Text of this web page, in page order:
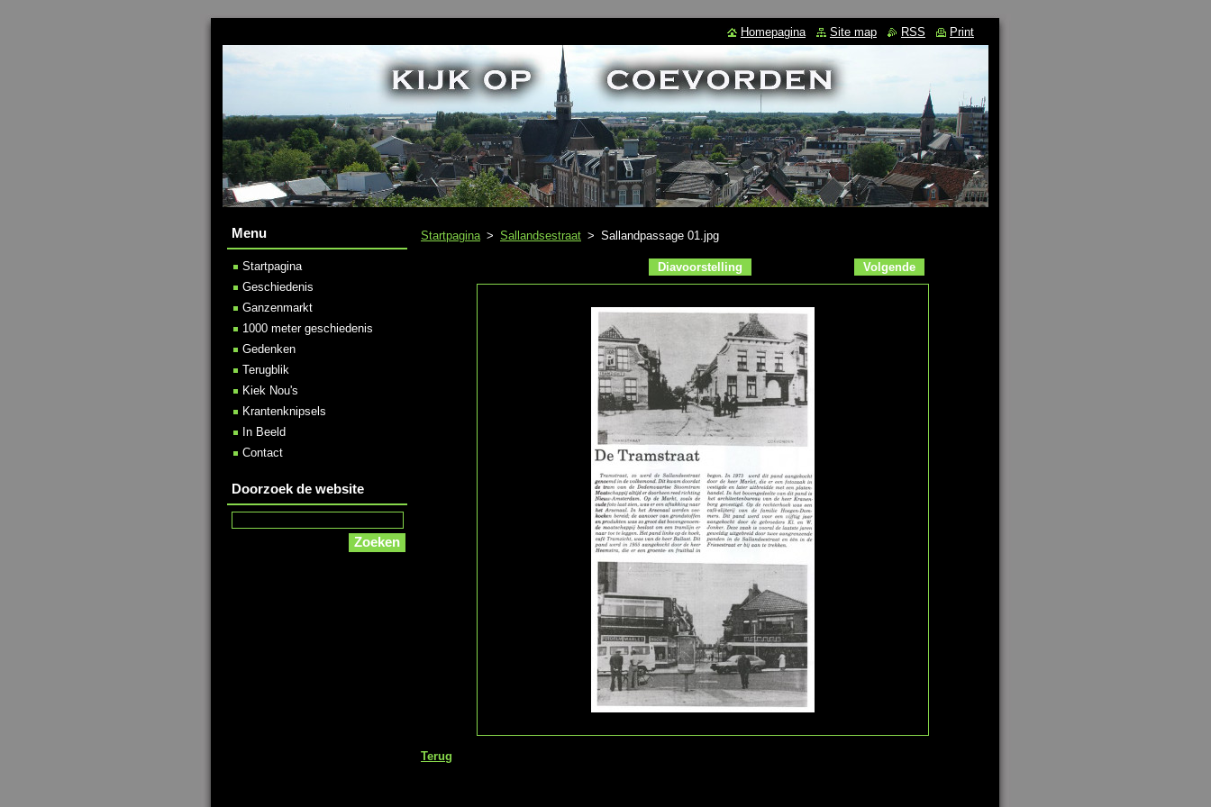
Startpagina > Sallandsestraat > Sallandpassage 01.jpg
Diavoorstelling Volgende
Terug
Menu
Startpagina
Geschiedenis
Ganzenmarkt
1000 meter geschiedenis
Gedenken
Terugblik
Kiek Nou's
Krantenknipsels
In Beeld
Contact
Doorzoek de website
Homepagina Site map RSS Print